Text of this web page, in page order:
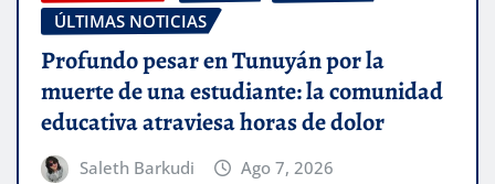
ÚLTIMAS NOTICIAS
Profundo pesar en Tunuyán por la
muerte de una estudiante: la comunidad
educativa atraviesa horas de dolor
Saleth Barkudi Ago 7, 2026